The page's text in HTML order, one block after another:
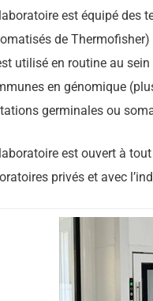
est équipé des
de
utilisé en routine au
en génomique
germinales ou
est ouvert à
privés et avec